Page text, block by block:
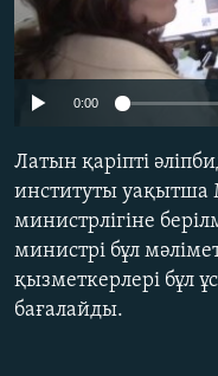
Басқа тілдерде
0:00
Латын қаріпті
институты уақытша
министрлігіне
министрі бұл
қызметкерлері бұл
бағалайды.